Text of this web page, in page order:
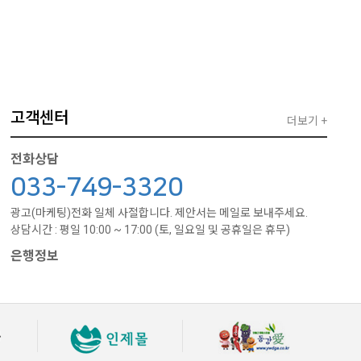
고객센터
전화상담
033-749-3320
광고(마케팅)전화 일체 사절합니다. 제안서는 메일로 보내주세요.
상담시간 : 평일 10:00 ~ 17:00 (토, 일요일 및 공휴일은 휴무)
은행정보
더보기 +